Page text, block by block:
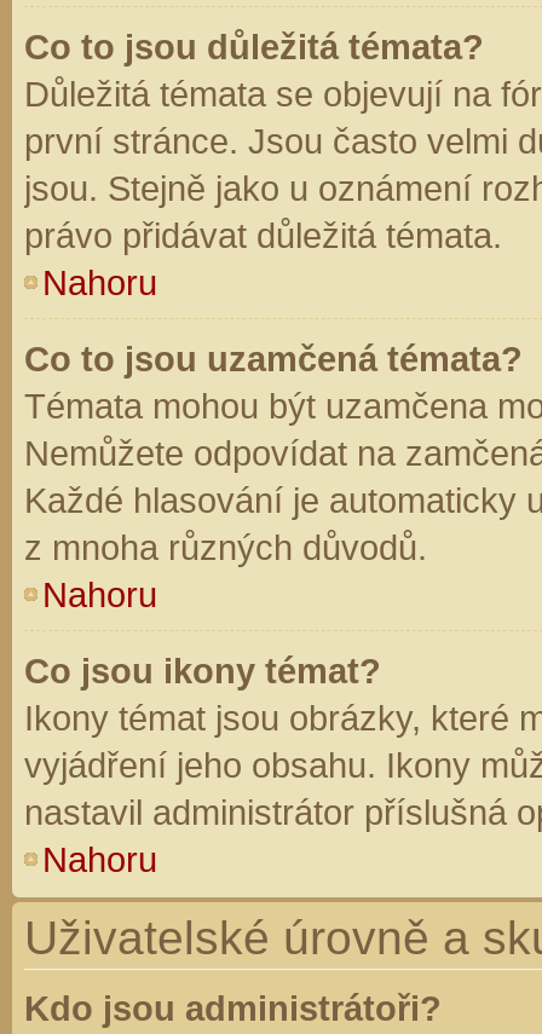
Co to jsou důležitá témata?
Důležitá témata se objevují na
první stránce. Jsou často velmi
jsou. Stejně jako u oznámení
právo přidávat důležitá témata.
Nahoru
Co to jsou uzamčená témata?
Témata mohou být uzamčena
Nemůžete odpovídat na
Každé hlasování je automaticky
z mnoha různých důvodů.
Nahoru
Co jsou ikony témat?
Ikony témat jsou obrázky, které
vyjádření jeho obsahu. Ikony
nastavil administrátor příslušná
Nahoru
Uživatelské úrovně a
Kdo jsou administrátoři?